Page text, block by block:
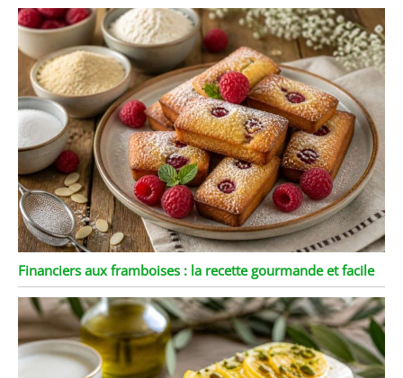
Financiers aux framboises : la recette gourmande et facile